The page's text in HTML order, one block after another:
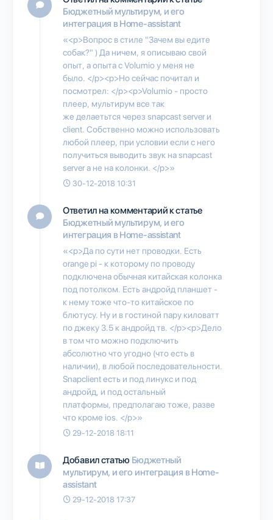
Бюджетный мультирум, и его
интеграция в Home-assistant
«<p>Вопрос в стиле "Зачем вы едите
собак?" ) Да ничем, я описываю свой
опыт, а опыта с Volumio у меня не
было. </p><p>Но сейчас почитал и
посмотрел: </p><p>Volumio - просто
плеер, мультирум все так
же делаетьтся через snapcast server и
client. Собственно можно использовать
любой плеер, при условии если с него
получиться выводить звук на snapcast
server а не на колонки. </p>»
30-12-2018 10:31
Ответил на комментарий к статье
Бюджетный мультирум, и его
интеграция в Home-assistant
«<p>Да по сути нет проводки. Есть
orange pi - к которому по проводу
подключена обычная китайская колонка
под потолком. Есть андройд планшет -
к нему тоже что-то китайское по
блютусу. Ну и в гостиной пару киловатт
по джеку 3.5 к андройд тв. </p><p>Дело
в том что можно подключить
абсолютно что угодно (что есть в
наличии), в любой последовательности.
Snapclient есть и под линукс и под
андройд, и под остальный
платформы, предполагаю тоже, разве
что кроме ios. </p>»
29-12-2018 18:11
Добавил статью Бюджетный
мультирум, и его интеграция в Home-
assistant
29-12-2018 17:37